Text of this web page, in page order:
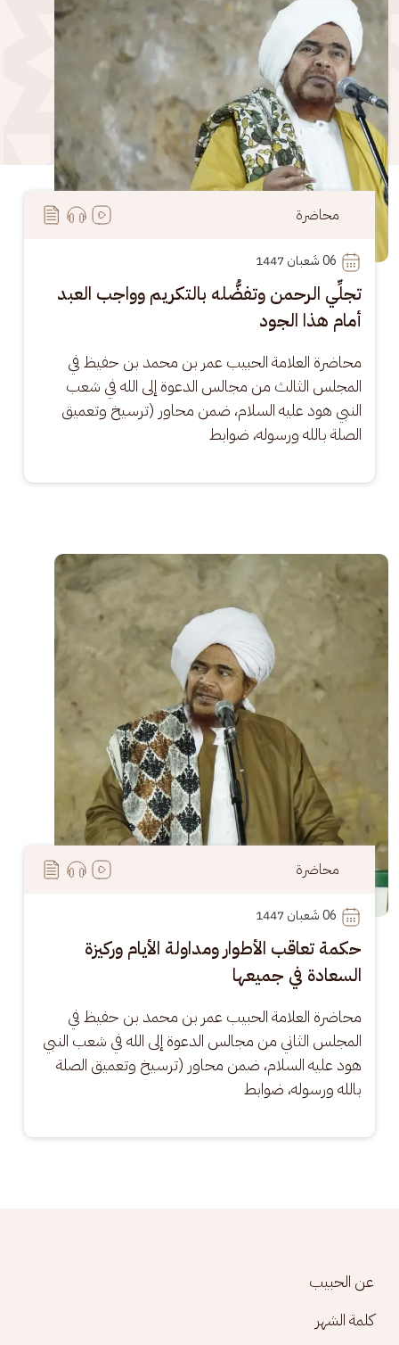
محاضرة
06 شَعبان 1447
تجلِّي الرحمن وتفضُّله بالتكريم وواجب العبد
أمام هذا الجود
محاضرة العلامة الحبيب عمر بن محمد بن حفيظ في
المجلس الثالث من مجالس الدعوة إلى الله في شعب
النبي هود عليه السلام، ضمن محاور (ترسيخ وتعميق
الصلة بالله ورسوله، ضوابط
الصورة
محاضرة
06 شَعبان 1447
حكمة تعاقب الأطوار ومداولة الأيام وركيزة
السعادة في جميعها
محاضرة العلامة الحبيب عمر بن محمد بن حفيظ في
المجلس الثاني من مجالس الدعوة إلى الله في شعب النبي
هود عليه السلام، ضمن محاور (ترسيخ وتعميق الصلة
بالله ورسوله، ضوابط
Footer menu
عن الحبيب
كلمة الشهر